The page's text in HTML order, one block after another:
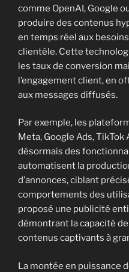
comme OpenAI, Google
produire des contenus
en temps réel aux
clientèle. Cette
les taux de conversion
l’engagement client, en
aux messages diffusés.
Par exemple, les
Meta, Google Ads,
désormais des
automatisent la
d’annonces, ciblant
comportements des
proposé une publicité
démontrant la capacité
contenus captivants à
La montée en puissance